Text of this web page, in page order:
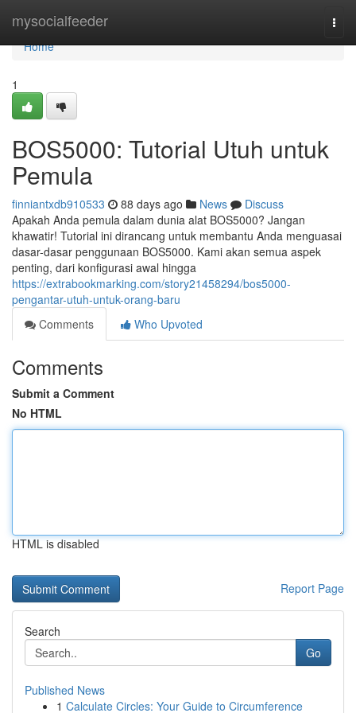
mysocialfeeder
Home
Home
1
BOS5000: Tutorial Utuh untuk
Pemula
finniantxdb910533 88 days ago News
Discuss
Apakah Anda pemula dalam dunia alat BOS5000? Jangan
khawatir! Tutorial ini dirancang untuk membantu Anda menguasai
dasar-dasar penggunaan BOS5000. Kami akan semua aspek
penting, dari konfigurasi awal hingga
https://extrabookmarking.com/story21458294/bos5000-
pengantar-utuh-untuk-orang-baru
Comments
Who Upvoted
Comments
Submit a Comment
No HTML
HTML is disabled
Report Page
Search
Go
Published News
1 Calculate Circles: Your Guide to Circumference